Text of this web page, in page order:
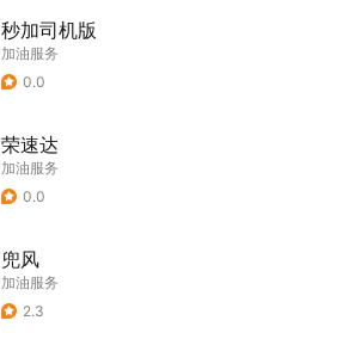
秒加司机版
加油服务
0.0
荣速达
加油服务
0.0
兜风
加油服务
2.3